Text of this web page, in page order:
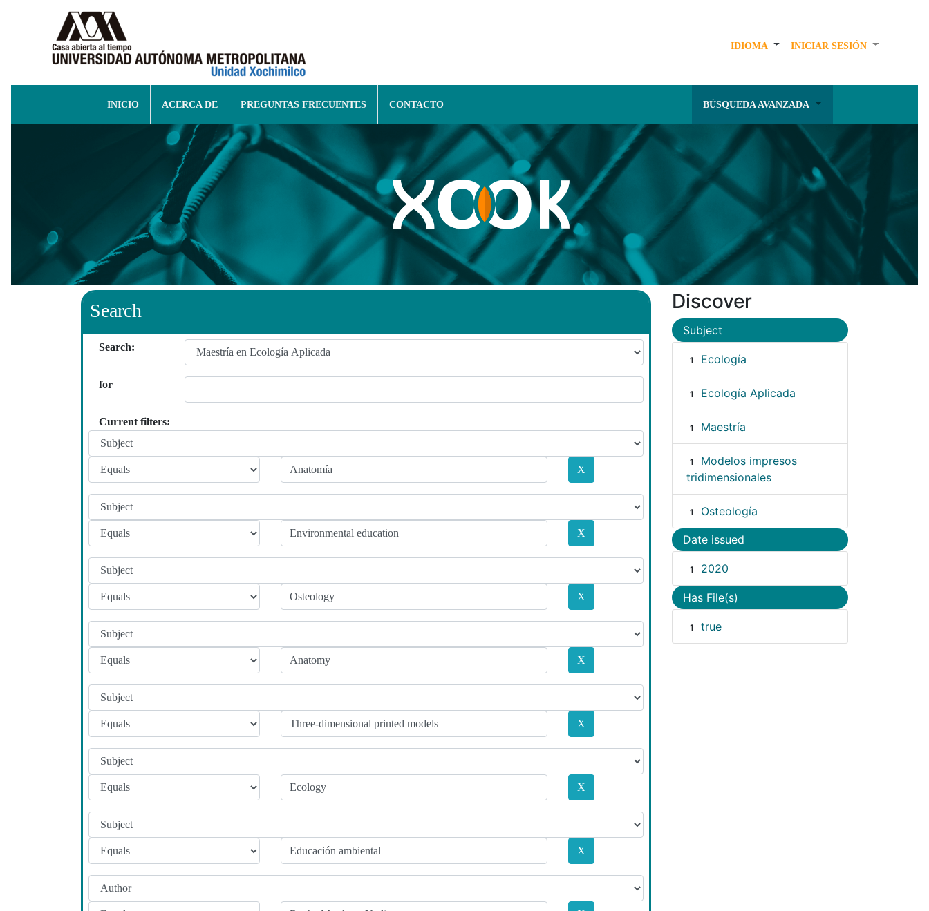
IDIOMA INICIAR SESIÓN
INICIO ACERCA DE PREGUNTAS FRECUENTES CONTACTO BÚSQUEDA AVANZADA
Search
Search:
for
Current filters:
Discover
Subject
1 Ecología
1 Ecología Aplicada
1 Maestría
1
Modelos impresos
tridimensionales
1 Osteología
Date issued
1 2020
Has File(s)
1 true